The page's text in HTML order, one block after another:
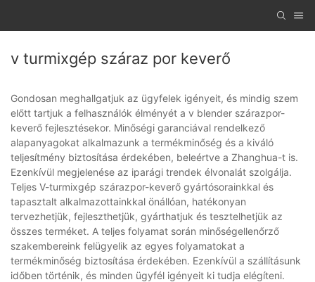
v turmixgép száraz por keverő
Gondosan meghallgatjuk az ügyfelek igényeit, és mindig szem
előtt tartjuk a felhasználók élményét a v blender szárazpor-
keverő fejlesztésekor. Minőségi garanciával rendelkező
alapanyagokat alkalmazunk a termékminőség és a kiváló
teljesítmény biztosítása érdekében, beleértve a Zhanghua-t is.
Ezenkívül megjelenése az iparági trendek élvonalát szolgálja.
Teljes V-turmixgép szárazpor-keverő gyártósorainkkal és
tapasztalt alkalmazottainkkal önállóan, hatékonyan
tervezhetjük, fejleszthetjük, gyárthatjuk és tesztelhetjük az
összes terméket. A teljes folyamat során minőségellenőrző
szakembereink felügyelik az egyes folyamatokat a
termékminőség biztosítása érdekében. Ezenkívül a szállításunk
időben történik, és minden ügyfél igényeit ki tudja elégíteni.